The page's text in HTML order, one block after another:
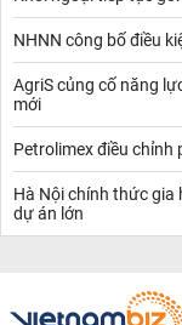
NHNN công bố điều
AgriS củng cố năng
mới
Petrolimex điều chỉnh
Hà Nội chính thức gia
dự án lớn